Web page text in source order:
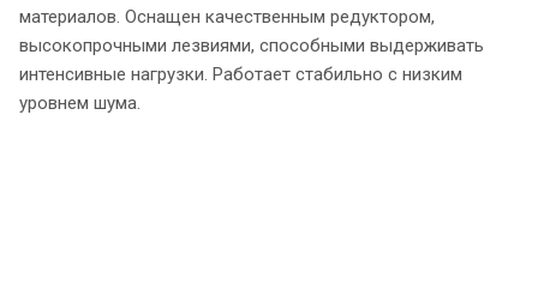
материалов. Оснащен качественным редуктором,
высокопрочными лезвиями, способными выдерживать
интенсивные нагрузки. Работает стабильно с низким
уровнем шума.